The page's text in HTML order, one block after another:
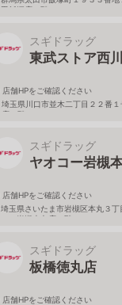
田飯塚店１階
スギドラッグ
東武ストア西
店舗HPをご確認ください
埼玉県川口市並木二丁目２２番
店２階
スギドラッグ
ヤオコー岩槻
店舗HPをご確認ください
埼玉県さいたま市岩槻区本丸３
コー岩槻本丸店２階
スギドラッグ
板橋徳丸店
店舗HPをご確認ください